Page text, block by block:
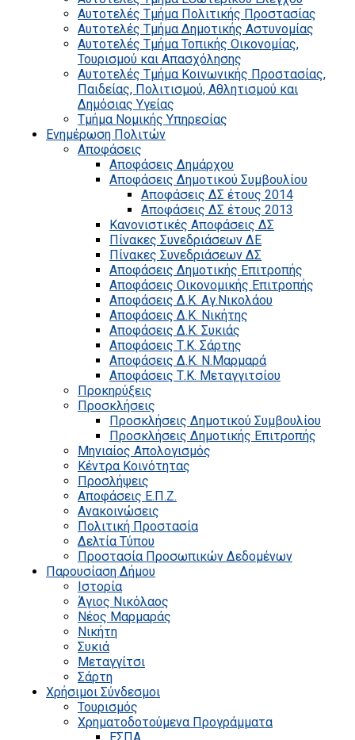
Αυτοτελές Τμήμα Πολιτικής Προστασίας
Αυτοτελές Τμήμα Δημοτικής Αστυνομίας
Αυτοτελές Τμήμα Τοπικής Οικονομίας,
Τουρισμού και Απασχόλησης
Αυτοτελές Τμήμα Κοινωνικής Προστασίας,
Παιδείας, Πολιτισμού, Αθλητισμού και
Δημόσιας Υγείας
Τμήμα Νομικής Υπηρεσίας
Ενημέρωση Πολιτών
Αποφάσεις
Αποφάσεις Δημάρχου
Αποφάσεις Δημοτικού Συμβουλίου
Αποφάσεις ΔΣ έτους 2014
Αποφάσεις ΔΣ έτους 2013
Κανονιστικές Αποφάσεις ΔΣ
Πίνακες Συνεδριάσεων ΔΕ
Πίνακες Συνεδριάσεων ΔΣ
Αποφάσεις Δημοτικής Επιτροπής
Αποφάσεις Οικονομικής Επιτροπής
Αποφάσεις Δ.Κ. Αγ.Νικολάου
Αποφάσεις Δ.Κ. Νικήτης
Αποφάσεις Δ.Κ. Συκιάς
Αποφάσεις Τ.Κ. Σάρτης
Αποφάσεις Δ.Κ. Ν.Μαρμαρά
Αποφάσεις Τ.Κ. Μεταγγιτσίου
Προκηρύξεις
Προσκλήσεις
Προσκλήσεις Δημοτικού Συμβουλίου
Προσκλήσεις Δημοτικής Επιτροπής
Μηνιαίος Απολογισμός
Κέντρα Κοινότητας
Προσλήψεις
Αποφάσεις Ε.Π.Ζ.
Ανακοινώσεις
Πολιτική Προστασία
Δελτία Τύπου
Προστασία Προσωπικών Δεδομένων
Παρουσίαση Δήμου
Ιστορία
Άγιος Νικόλαος
Νέος Μαρμαράς
Νικήτη
Συκιά
Μεταγγίτσι
Σάρτη
Χρήσιμοι Σύνδεσμοι
Τουρισμός
Χρηματοδοτούμενα Προγράμματα